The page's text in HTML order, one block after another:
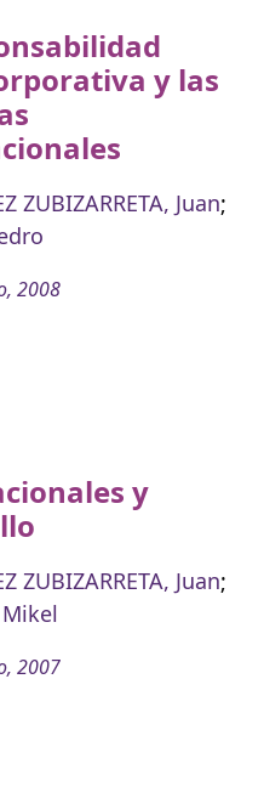
y las
ZUBIZARRETA, Juan;
2008
y
ZUBIZARRETA, Juan;
Mikel
2007